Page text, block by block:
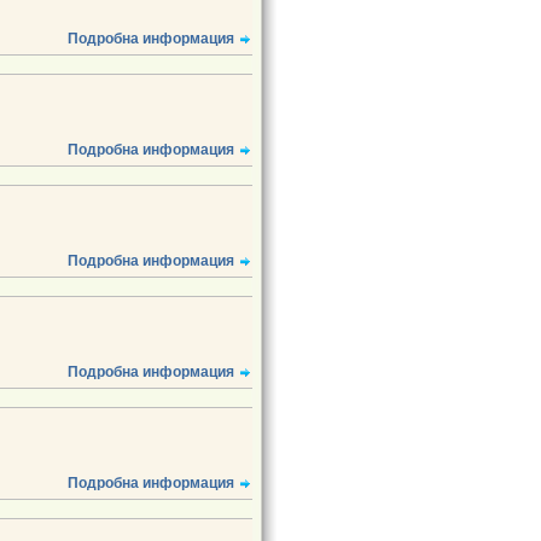
Подробна информация
Подробна информация
Подробна информация
Подробна информация
Подробна информация